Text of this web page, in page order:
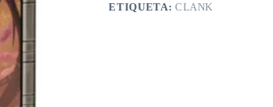
ETIQUETA: CLANK